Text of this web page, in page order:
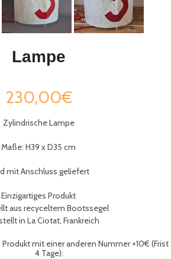
Lampe
230,00€
Zylindrische Lampe
Maße: H39 x D35 cm
mit Anschluss geliefert
Einzigartiges Produkt
aus recyceltem Bootssegel
in La Ciotat, Frankreich
mit einer anderen Nummer +10€ (Frist
4 Tage):